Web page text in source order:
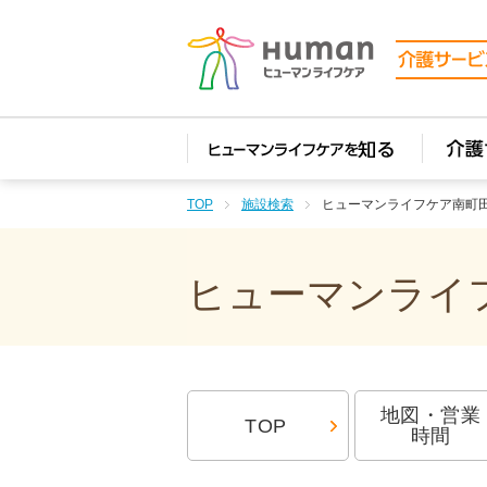
TOP 施設検索 ヒューマンライフケア南町
ヒューマンライ
TOP
地図・営業
時間